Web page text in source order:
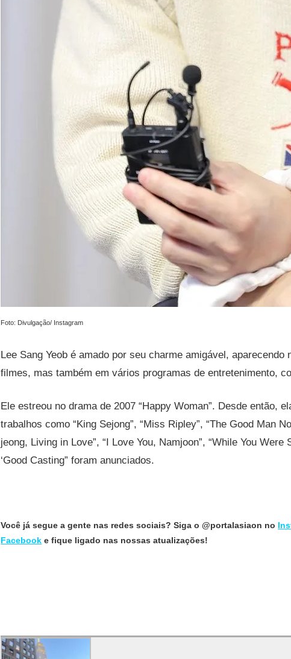
Foto: Divulgação/ Instagram
Lee Sang Yeob é amado por seu charme amigável, aparecendo
filmes, mas também em vários programas de entretenimento,
Ele estreou no drama de 2007 “Happy Woman”. Desde então,
trabalhos como “King Sejong”, “Miss Ripley”, “The Good Man
jeong, Living in Love”, “I Love You, Namjoon”, “While You Were
‘Good Casting” foram anunciados.
Você já segue a gente nas redes sociais? Siga o @portalasiaon no
Facebook e fique ligado nas nossas atualizações!